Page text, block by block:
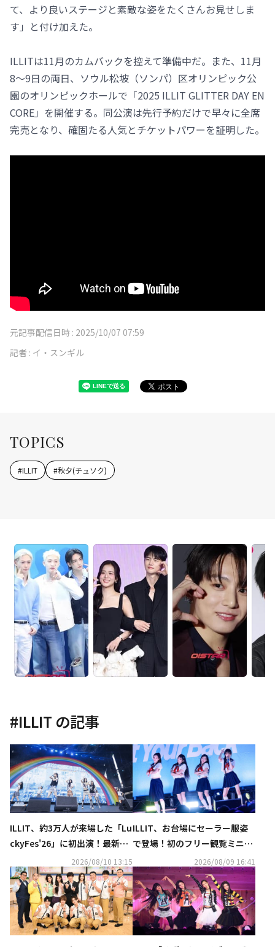
て、より良いステージと素敵な姿をたくさんお見せしま
す」と付け加えた。
ILLITは11月のカムバックを控えて準備中だ。また、11月
8～9日の両日、ソウル松坡（ソンパ）区オリンピック公
園のオリンピックホールで「2025 ILLIT GLITTER DAY EN
CORE」を開催する。同公演は先行予約だけで早々に全席
完売となり、確固たる人気とチケットパワーを証明した。
元記事配信日時 : 2025/10/07 07:59
記者 : イ・スンギル
TOPICS
#ILLIT #秋夕(チュソク)
#ILLIT の記事
ILLIT、約3万人が来場した「Lu
ckyFes'26」に初出演！最新曲
もパフォーマンス2026/08/10 13:15
ILLIT、お台場にセーラー服姿
で登場！初のフリー観覧ミニラ
イブに約1万人のファンが集結
2026/08/09 16:41